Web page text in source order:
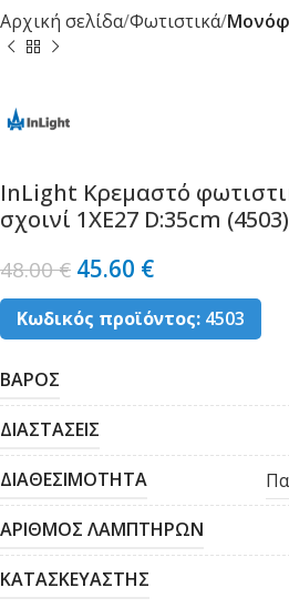
Αρχική σελίδα Φωτιστικά
InLight Κρεμαστό
σχοινί 1XE27 D:35cm (4503)
48.00€ 45.60 €
Κωδικός προϊόντος: 4503
ΒΑΡΟΣ
ΔΙΑΣΤΑΣΕΙΣ
ΔΙΑΘΕΣΙΜΟΤΗΤΑ
ΑΡΙΘΜΟΣ ΛΑΜΠΤΗΡΩΝ
ΚΑΤΑΣΚΕΥΑΣΤΗΣ